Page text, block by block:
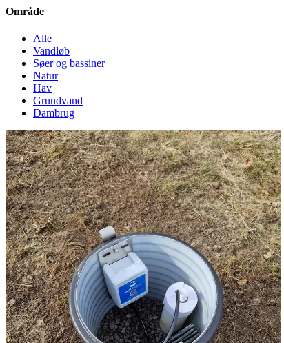
Område
Alle
Vandløb
Søer og bassiner
Natur
Hav
Grundvand
Dambrug